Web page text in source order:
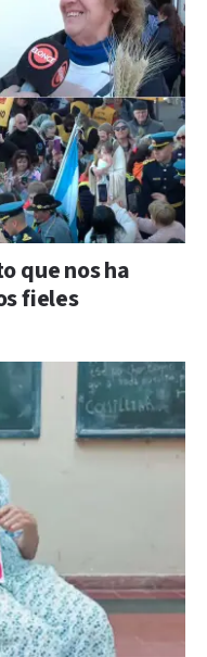
que nos ha
fieles